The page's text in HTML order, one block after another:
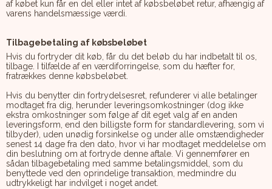
af købet kun får en del eller intet af købsbeløbet retur, afhængig af
varens handelsmæssige værdi.
Tilbagebetaling af købsbeløbet
Hvis du fortryder dit køb, får du det beløb du har indbetalt til os,
tilbage. I tilfælde af en værdiforringelse, som du hæfter for,
fratrækkes denne købsbeløbet.
Hvis du benytter din fortrydelsesret, refunderer vi alle betalinger
modtaget fra dig, herunder leveringsomkostninger (dog ikke
ekstra omkostninger som følge af dit eget valg af en anden
leveringsform, end den billigste form for standardlevering, som vi
tilbyder), uden unødig forsinkelse og under alle omstændigheder
senest 14 dage fra den dato, hvor vi har modtaget meddelelse om
din beslutning om at fortryde denne aftale. Vi gennemfører en
sådan tilbagebetaling med samme betalingsmiddel, som du
benyttede ved den oprindelige transaktion, medmindre du
udtrykkeligt har indvilget i noget andet.